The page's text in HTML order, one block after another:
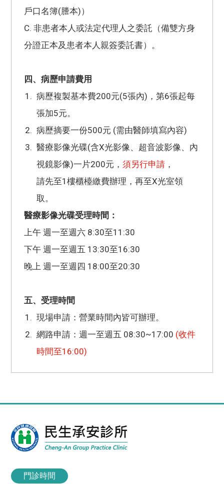
戶口名簿(謄本)）
C. 非患者本人或法定代理人之委託（備雙方身
分證正本及患者本人親簽委託書）。
四、病歷申請費用
病歷複製基本費200元(5張內)，第6張起每
張加5元。
病歷摘要一份500元 (需由醫師填寫內容)
醫療影像光碟(含X光影像、超音波影像、內
視鏡影像)一片200元，須另行申請 ，
請先至1樓櫃檯繳費辦理，再至X光室領
取。
醫療影像光碟受理時間：
上午 週一至週六 8:30至11:30
下午 週一至週五 13:30至16:30
晚上 週一至週四 18:00至20:30
五、受理時間
現場申請：營業時間內皆可辦理。
網路申請：週一至週五 08:30~17:00 (收件
時間至16:00)
門診時間